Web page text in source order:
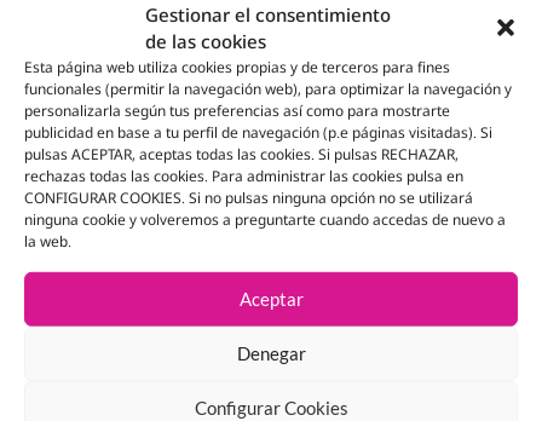
Gestionar el consentimiento
de las cookies
Esta página web utiliza cookies propias y de terceros para fines
funcionales (permitir la navegación web), para optimizar la navegación y
personalizarla según tus preferencias así como para mostrarte
publicidad en base a tu perfil de navegación (p.e páginas visitadas). Si
pulsas ACEPTAR, aceptas todas las cookies. Si pulsas RECHAZAR,
rechazas todas las cookies. Para administrar las cookies pulsa en
CONFIGURAR COOKIES. Si no pulsas ninguna opción no se utilizará
ninguna cookie y volveremos a preguntarte cuando accedas de nuevo a
la web.
Aceptar
Denegar
Configurar Cookies
Añadir a favoritos
Productos Relacionados